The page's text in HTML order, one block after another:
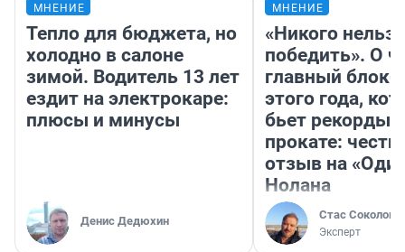
МНЕНИЕ
Тепло для бюджета, но
холодно в салоне
зимой. Водитель 13 лет
ездит на электрокаре:
плюсы и минусы
Денис Дедюхин
МНЕНИЕ
«Никого нельзя
победить». О
главный
этого года,
бьет рекорды в
прокате:
отзыв на
Нолана
Стас Соколов
Эксперт